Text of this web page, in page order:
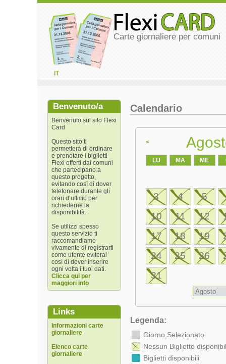
Carte giornaliere per comuni
IT
Benvenuto/a
Benvenuto sul sito Flexi
Card
Questo sito ti
permetterà di ordinare
e prenotare i biglietti
Flexi offerti dai comuni
che partecipano a
questo progetto,
evitando così di dover
telefonare durante gli
orari d’ufficio per
richiederne la
disponibilità.
Se utilizzi spesso
questo servizio ti
raccomandiamo
vivamente di registrarti
come utente eviterai
così di dover inserire
ogni volta i tuoi dati.
Clicca qui per
maggiori info
Links
Informazioni carte
giornaliere
Elenco carte
giornaliere
Calendario
<
LU MA ME
3 4 5
10
11 12
17
18 19
24
25 26
31
Legenda:
Giorno Selezionato
Nessun Biglietto
Biglietti disponibili